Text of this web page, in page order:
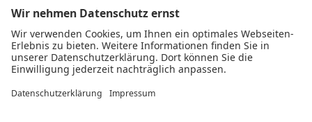
Unsere Partner:
PayPal Visa MastercardAmerican Express
DHL